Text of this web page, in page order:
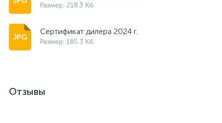
Размер: 218.3 Кб
Сертификат дилера 2024 г.
Размер: 185.3 Кб
Отзывы